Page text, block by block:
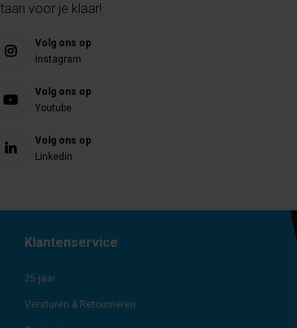
voor je klaar!
Volg ons op
Instagram
Volg ons op
Youtube
Volg ons op
Linkedin
Klantenservice
25 jaar
Versturen & Retourneren